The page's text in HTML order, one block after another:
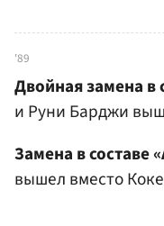
'89
Двойная замена в
и Руни Барджи
Замена в составе
вышел вместо